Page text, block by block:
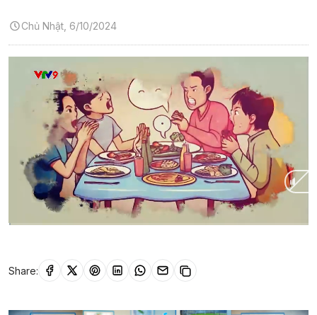
Chủ Nhật, 6/10/2024
Share: